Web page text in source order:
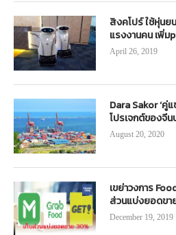
สิงคโปร์ ใช้หุ่นย
แรงงานคน เพิ่
April 26, 2019
Dara Sakor ‘คู่แ
โปรเจกต์ของจี
August 20, 2020
เขย่าวงการ
ส่วนแบ่งยอดขา
December 19, 2019